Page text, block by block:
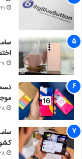
21 اسفند 1401
27
28
28